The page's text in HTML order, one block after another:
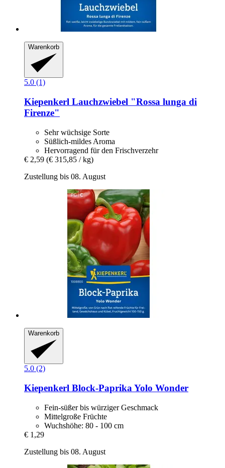
Warenkorb
5.0 (1)
Kiepenkerl Lauchzwiebel "Rossa lunga di
Firenze"
Sehr wüchsige Sorte
Süßlich-mildes Aroma
Hervorragend für den Frischverzehr
€ 2,59 (€ 315,85 / kg)
Zustellung bis 08. August
Warenkorb
5.0 (2)
Kiepenkerl Block-​Paprika Yolo Wonder
Fein-süßer bis würziger Geschmack
Mittelgroße Früchte
Wuchshöhe: 80 - 100 cm
€ 1,29
Zustellung bis 08. August